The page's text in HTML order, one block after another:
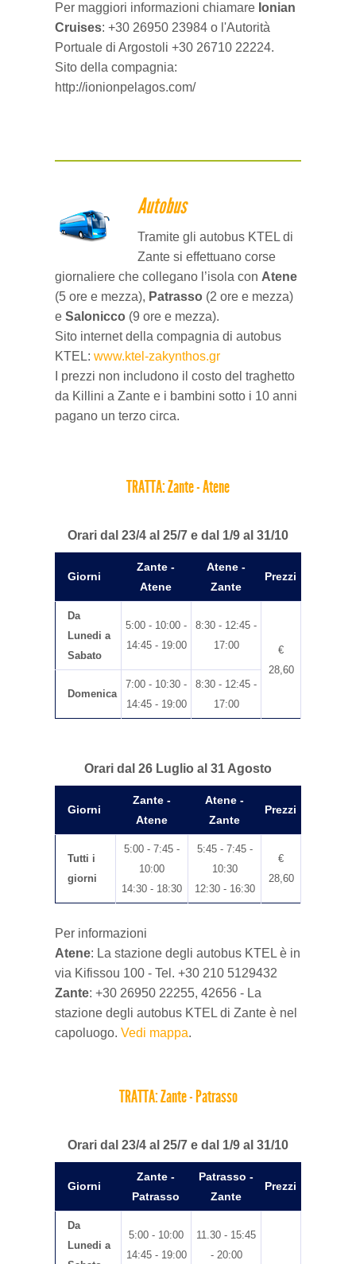
Per maggiori informazioni chiamare Ionian
Cruises: +30 26950 23984 o l'Autorità
Portuale di Argostoli +30 26710 22224.
Sito della compagnia:
http://ionionpelagos.com/
Autobus
Tramite gli autobus KTEL di
Zante si effettuano corse
giornaliere che collegano l’isola con Atene
(5 ore e mezza), Patrasso (2 ore e mezza)
e Salonicco (9 ore e mezza).
Sito internet della compagnia di autobus
KTEL: www.ktel-zakynthos.gr
I prezzi non includono il costo del traghetto
da Killini a Zante e i bambini sotto i 10 anni
pagano un terzo circa.
TRATTA: Zante - Atene
Orari dal 23/4 al 25/7 e dal 1/9 al 31/10
Giorni
Zante -
Atene
Atene -
Zante
Prezzi
Da
Lunedi a
Sabato
5:00 - 10:00 -
14:45 - 19:00
8:30 - 12:45 -
17:00
€
28,60
Domenica
7:00 - 10:30 -
14:45 - 19:00
8:30 - 12:45 -
17:00
Orari dal 26 Luglio al 31 Agosto
Giorni
Zante -
Atene
Atene -
Zante
Prezzi
Tutti i
giorni
5:00 - 7:45 -
10:00
14:30 - 18:30
5:45 - 7:45 -
10:30
12:30 - 16:30
€
28,60
Per informazioni
Atene: La stazione degli autobus KTEL è in
via Kifissou 100 - Tel. +30 210 5129432
Zante: +30 26950 22255, 42656 - La
stazione degli autobus KTEL di Zante è nel
capoluogo. Vedi mappa.
TRATTA: Zante - Patrasso
Orari dal 23/4 al 25/7 e dal 1/9 al 31/10
Giorni
Zante -
Patrasso
Patrasso -
Zante
Prezzi
Da
Lunedi a
5:00 - 10:00
14:45 - 19:00
11.30 - 15:45
- 20:00